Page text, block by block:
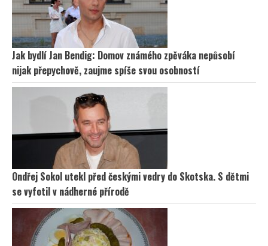
Jak bydlí Jan Bendig: Domov známého zpěváka nepůsobí
nijak přepychově, zaujme spíše svou osobností
Ondřej Sokol utekl před českými vedry do Skotska. S dětmi
se vyfotil v nádherné přírodě